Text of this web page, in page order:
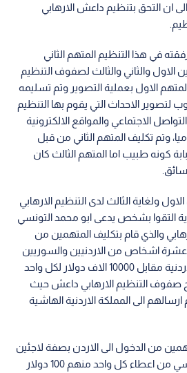
ان التحق بتنظيم داعش الارهابي
في هذا التنظيم المتهم الثاني
الاول والثاني والثالث لصفوف التنظيم
الاول بعملية التصوير وتم تسليمه
لتصوير الاحداث التي يقوم بها التنظيم
الاجتماعي والمواقع الالكترونية
وتم تكليف المتهم الثاني من قبل
كونه طبيب اما المتهم الثالث كان
ولغاية الثالث لدى التنظيم الارهابي
التقوا بشخص يدعى ابو محمد التونسي
والذي قام بتكليف المتهمين من
عشرة اشخاص من الاردنيين والسوريين
المتواجدين على الاراضي الاردنية مقابل 10000 الاف دولار لكل واحد
صفوف التنظيم الارهابي داعش حيث
الى المملكة الاردنية الهاشية
من الدخول الى الاردن بصفة لاجئين
بعد ان قام ابو محمد التونسي من اعطاء كل واحد منهم 100 دولار